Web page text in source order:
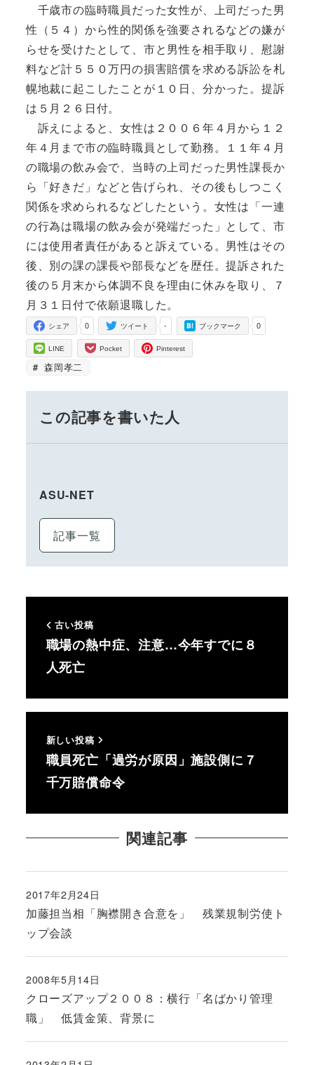
千歳市の臨時職員だった女性が、上司だった男
性（５４）から性的関係を強要されるなどの嫌が
らせを受けたとして、市と男性を相手取り、慰謝
料など計５５０万円の損害賠償を求める訴訟を札
幌地裁に起こしたことが１０日、分かった。提訴
は５月２６日付。
訴えによると、女性は２００６年４月から１２
年４月まで市の臨時職員として勤務。１１年４月
の職場の飲み会で、当時の上司だった男性課長か
ら「好きだ」などと告げられ、その後もしつこく
関係を求められるなどしたという。女性は「一連
の行為は職場の飲み会が発端だった」として、市
には使用者責任があると訴えている。男性はその
後、別の課の課長や部長などを歴任。提訴された
後の５月末から体調不良を理由に休みを取り、７
月３１日付で依願退職した。
0
シェア -
ツイート 0
ブックマーク
LINE Pocket Pinterest
森岡孝二
この記事を書いた人
ASU-NET
記事一覧
古い投稿
職場の熱中症、注意…今年すでに８
人死亡
新しい投稿
職員死亡「過労が原因」施設側に７
千万賠償命令
関連記事
加藤担当相「胸襟開き合意を」 残業規制労使ト
ップ会談
投稿日
2017年2月24日
クローズアップ２００８：横行「名ばかり管理
職」 低賃金策、背景に
投稿日
2008年5月14日